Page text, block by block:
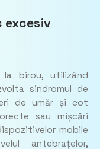
excesiv
birou, utilizând
sindromul de
de umăr și cot
sau mișcări
mobile
antebrațelor,